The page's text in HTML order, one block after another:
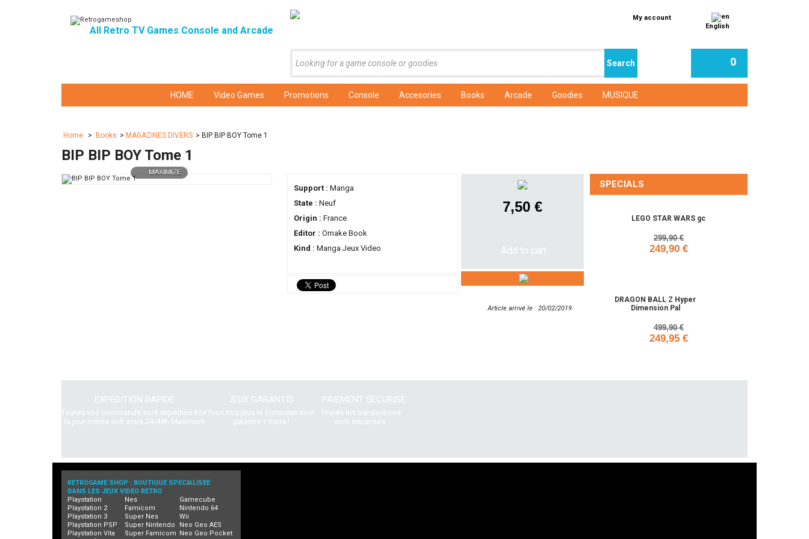
All Retro TV Games Console and Arcade
My account
English
0
HOME Video Games Promotions Console Accesories Books Arcade Goodies MUSIQUE
Home > Books > MAGAZINES DIVERS > BIP BIP BOY Tome 1
BIP BIP BOY Tome 1
MAXIMIZE
Support : Manga
State : Neuf
Origin : France
Editor : Omake Book
Kind : Manga Jeux Video
7,50 €
Article arrivé le : 20/02/2019
SPECIALS
LEGO STAR WARS gc
299,90 €
249,90 €
DRAGON BALL Z Hyper
Dimension Pal
499,90 €
249,95 €
EXPEDITION RAPIDE
Toutes vos commande sont expédiés soit
le jour même soit sous 24/48h Maximum
JEUX GARANTIS
Tous nos jeux et consoles sont
garantis 1 mois !
PAIEMENT SECURISE
Toutes les transactions
sont sécurisés.
RETROGAME SHOP : BOUTIQUE SPECIALISEE
DANS LES JEUX VIDEO RETRO
Playstation
Playstation 2
Playstation 3
Playstation PSP
Playstation Vita
Nes
Famicom
Super Nes
Super Nintendo
Super Famicom
Gamecube
Nintendo 64
Wii
Neo Geo AES
Neo Geo Pocket